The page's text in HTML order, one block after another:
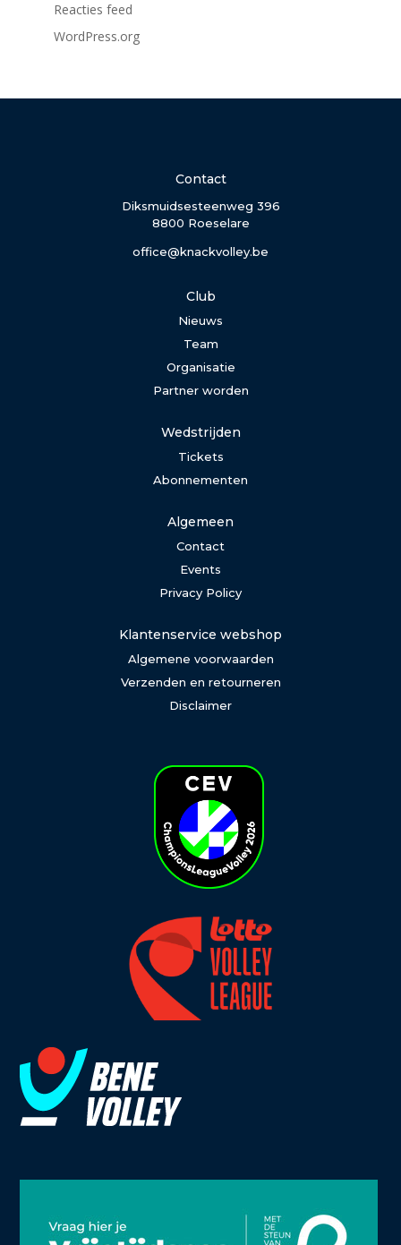
Reacties feed
WordPress.org
Contact
Diksmuidsesteenweg 396
8800 Roeselare
office@knackvolley.be
Club
Nieuws
Team
Organisatie
Partner worden
Wedstrijden
Tickets
Abonnementen
Algemeen
Contact
Events
Privacy Policy
Klantenservice webshop
Algemene voorwaarden
Verzenden en retourneren
Disclaimer